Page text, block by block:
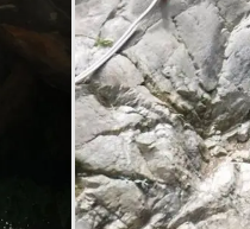
Sports de glisse
Ecole de ski
Haute-Savoie